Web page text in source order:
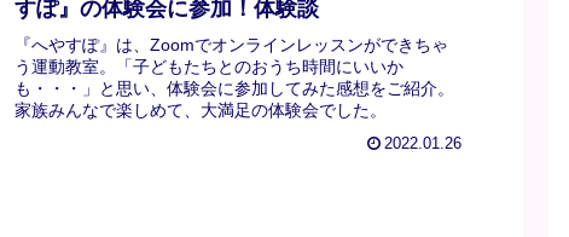
すぽ』の体験会に参加！体験談
『へやすぽ』は、Zoomでオンラインレッスンができちゃ
う運動教室。「子どもたちとのおうち時間にいいか
も・・・」と思い、体験会に参加してみた感想をご紹介。
家族みんなで楽しめて、大満足の体験会でした。
2022.01.26